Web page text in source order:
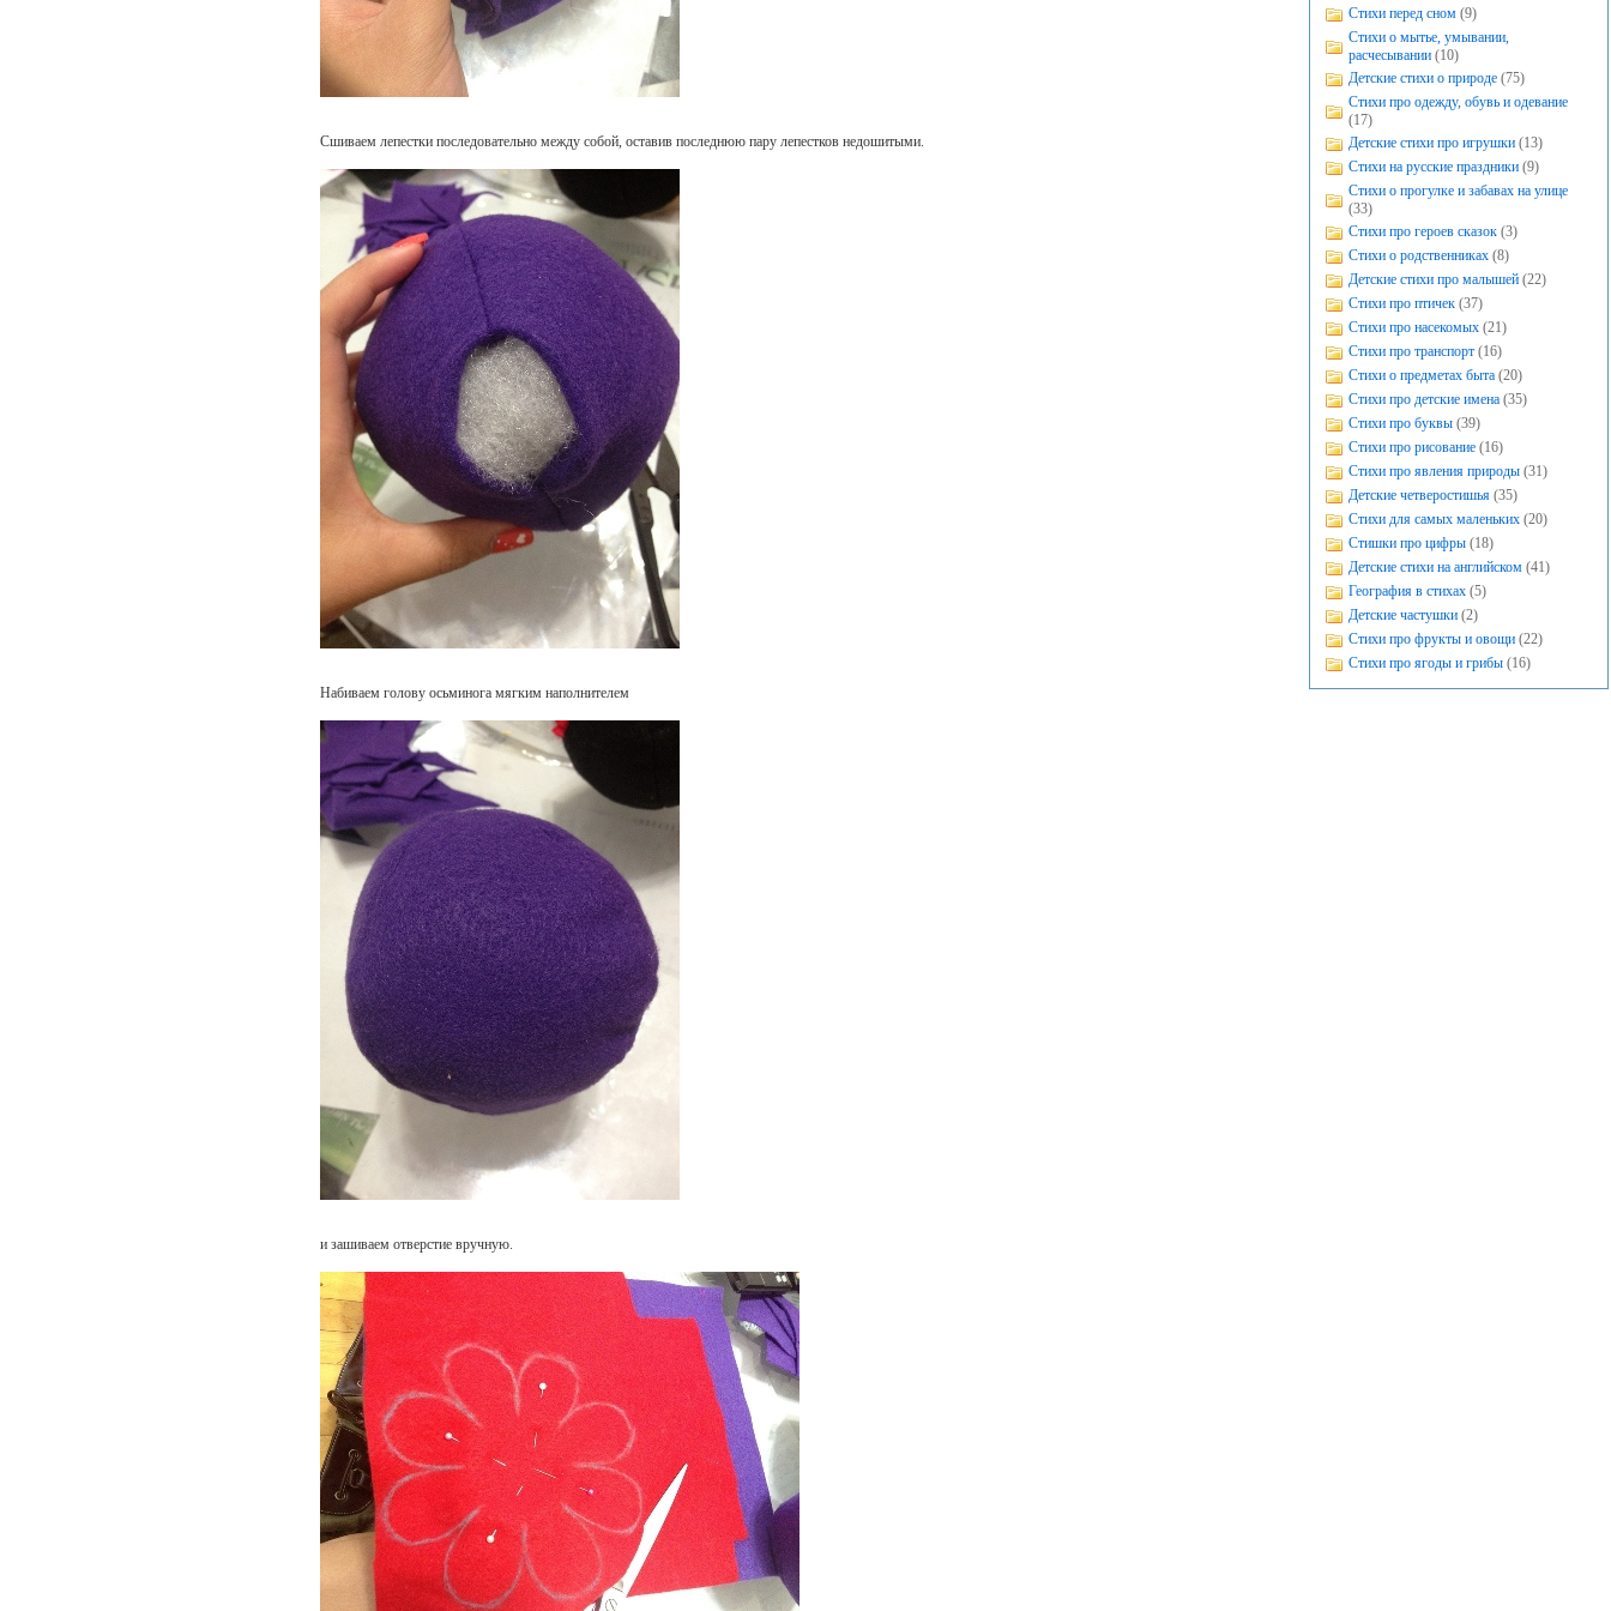
Сшиваем лепестки последовательно между собой, оставив последнюю пару лепестков недошитыми.
Набиваем голову осьминога мягким наполнителем
и зашиваем отверстие вручную.
Стихи перед сном (9)
Стихи о мытье, умывании,
расчесывании (10)
Детские стихи о природе (75)
Стихи про одежду, обувь и одевание
(17)
Детские стихи про игрушки (13)
Стихи на русские праздники (9)
Стихи о прогулке и забавах на улице
(33)
Стихи про героев сказок (3)
Стихи о родственниках (8)
Детские стихи про малышей (22)
Стихи про птичек (37)
Стихи про насекомых (21)
Стихи про транспорт (16)
Стихи о предметах быта (20)
Стихи про детские имена (35)
Стихи про буквы (39)
Стихи про рисование (16)
Стихи про явления природы (31)
Детские четверостишья (35)
Стихи для самых маленьких (20)
Стишки про цифры (18)
Детские стихи на английском (41)
География в стихах (5)
Детские частушки (2)
Стихи про фрукты и овощи (22)
Стихи про ягоды и грибы (16)